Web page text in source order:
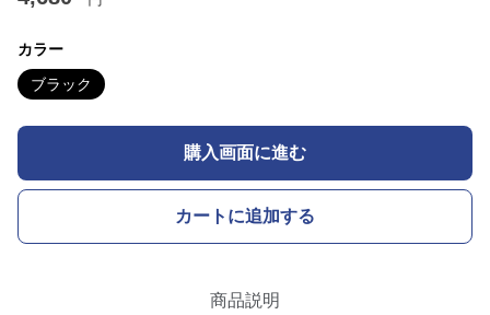
カラー
ブラック
購入画面に進む
カートに追加する
商品説明